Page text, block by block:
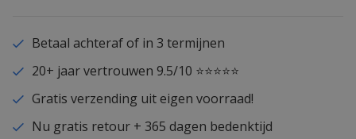
Betaal achteraf of in 3 termijnen
20+ jaar vertrouwen 9.5/10 ⭐⭐⭐⭐⭐
Gratis verzending uit eigen voorraad!
Nu gratis retour + 365 dagen bedenktijd